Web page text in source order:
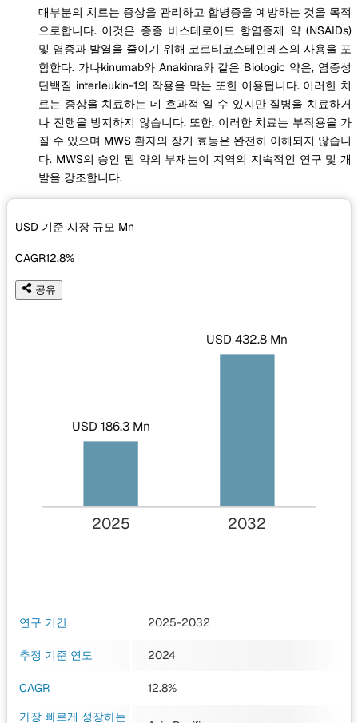
대부분의 치료는 증상을 관리하고 합병증을 예방하는 것을 목적
으로합니다. 이것은 종종 비스테로이드 항염증제 약 (NSAIDs)
및 염증과 발열을 줄이기 위해 코르티코스테인레스의 사용을 포
함한다. 가나kinumab와 Anakinra와 같은 Biologic 약은, 염증성
단백질 interleukin-1의 작용을 막는 또한 이용됩니다. 이러한 치
료는 증상을 치료하는 데 효과적 일 수 있지만 질병을 치료하거
나 진행을 방지하지 않습니다. 또한, 이러한 치료는 부작용을 가
질 수 있으며 MWS 환자의 장기 효능은 완전히 이해되지 않습니
다. MWS의 승인 된 약의 부재는이 지역의 지속적인 연구 및 개
발을 강조합니다.
USD 기준 시장 규모 Mn
CAGR12.8%
공유
USD 186.3 Mn
USD 432.8 Mn
2025 2032
연구 기간 2025-2032
추정 기준 연도 2024
CAGR
12.8%
가장 빠르게 성장하는